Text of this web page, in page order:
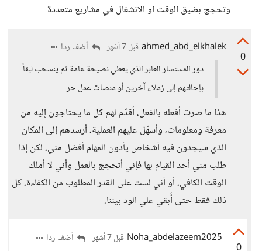
وتحجج بضيق الوقت او الانشغال في مشاريع متعددة
0
ahmed_abd_elkhalek قبل 7 أشهر
أضف ردا
دور المستشار العابر الذي يعطي نصيحة عامة ثم ينسحب لبقاً
بإحالتهم إلى زملاء آخرين أو منصات عمل حر
هذا ما صرت أفعله بالفعل، أقدّم لهم كل ما يحتاجون إليه من
معرفة ومعلومات، وأسهّل عليهم العملية، أرشدهم إلى المكان
الذي سيجدون فيه أشخاص يأدون المهام أفضل مني، لكن إذا
طلب مني أحد القيام بها فإني أتحجج بالعمل وأني لا أملك
الوقت الكافي، أو أني لست على القدر المطلوب من الكفاءة، كل
ذلك فقط حتى أُبقي علي الود بيننا.
Noha_abdelazeem2025 قبل 7 أشهر أضف ردا